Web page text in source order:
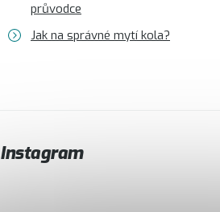
Kontakt Servisní a výdejní místa
průvodce
Jak na správné mytí kola?
Instagram